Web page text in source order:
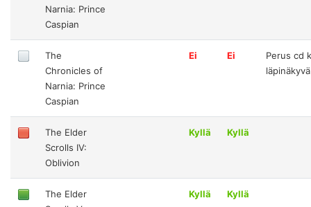
Narnia: Prince
Caspian
The
Chronicles of
Narnia: Prince
Caspian
Ei Ei
Perus cd
The Elder
Scrolls IV:
Oblivion
Kyllä Kyllä
The Elder
Kyllä Kyllä